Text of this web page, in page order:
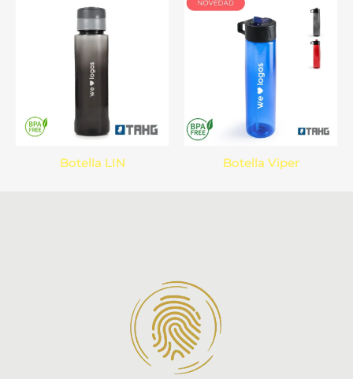
Botella LIN Botella Viper